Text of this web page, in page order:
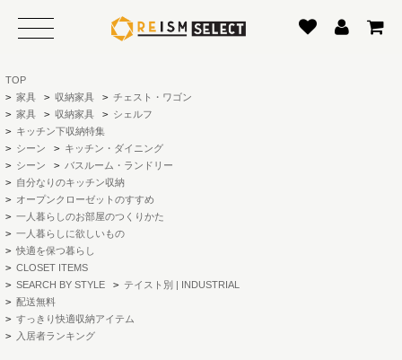
TOP
> 家具 > 収納家具 > チェスト・ワゴン
> 家具 > 収納家具 > シェルフ
> キッチン下収納特集
> シーン > キッチン・ダイニング
> シーン > バスルーム・ランドリー
> 自分なりのキッチン収納
> オープンクローゼットのすすめ
> 一人暮らしのお部屋のつくりかた
> 一人暮らしに欲しいもの
> 快適を保つ暮らし
> CLOSET ITEMS
> SEARCH BY STYLE > テイスト別 | INDUSTRIAL
> 配送無料
> すっきり快適収納アイテム
> 入居者ランキング